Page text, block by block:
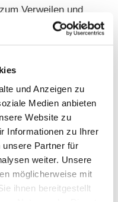
und Anzeigen zu
Medien anbieten
Website zu
Informationen zu Ihrer
unsere Partner für
weiter. Unsere
möglicherweise mit
ihnen bereitgestellt
Verweilen und
WLAN
auf Anfrage,
gestattet.